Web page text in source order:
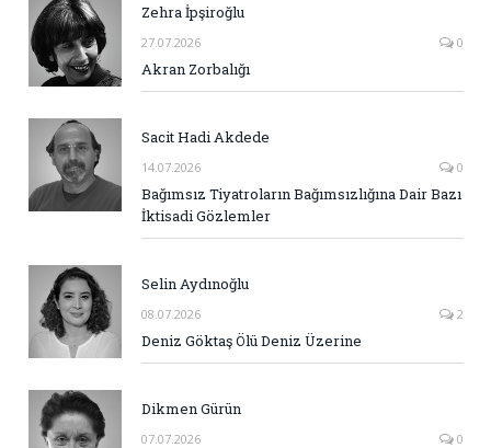
Zehra İpşiroğlu
27.07.2026 0
Akran Zorbalığı
Sacit Hadi Akdede
14.07.2026 0
Bağımsız Tiyatroların Bağımsızlığına Dair Bazı
İktisadi Gözlemler
Selin Aydınoğlu
08.07.2026 2
Deniz Göktaş Ölü Deniz Üzerine
Dikmen Gürün
07.07.2026 0